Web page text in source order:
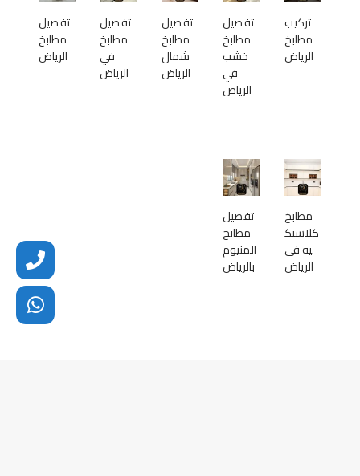
تركيب
مطابخ
الرياض
تفصيل
مطابخ
خشب
في
الرياض
تفصيل
مطابخ
شمال
الرياض
تفصيل
مطابخ
في
الرياض
تفصيل
مطابخ
الرياض
مطابخ
كلاسيك
يه في
الرياض
تفصيل
مطابخ
المنيوم
بالرياض